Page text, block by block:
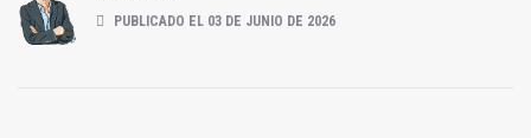
PUBLICADO EL 03 DE JUNIO DE 2026